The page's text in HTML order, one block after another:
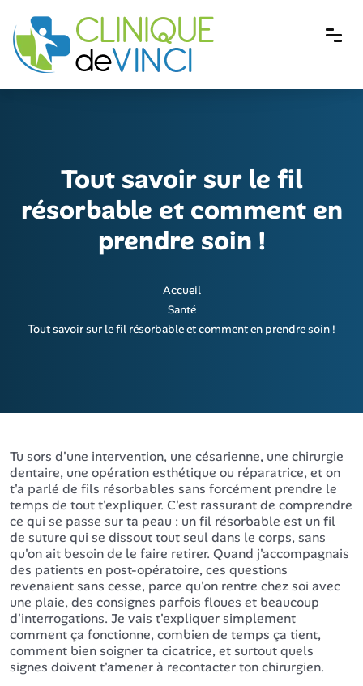
Tout savoir sur le fil
résorbable et comment en
prendre soin !
Accueil
Santé
Tout savoir sur le fil résorbable et comment en prendre soin !
Tu sors d'une intervention, une césarienne, une chirurgie
dentaire, une opération esthétique ou réparatrice, et on
t'a parlé de fils résorbables sans forcément prendre le
temps de tout t'expliquer. C'est rassurant de comprendre
ce qui se passe sur ta peau : un fil résorbable est un fil
de suture qui se dissout tout seul dans le corps, sans
qu'on ait besoin de le faire retirer. Quand j'accompagnais
des patients en post-opératoire, ces questions
revenaient sans cesse, parce qu'on rentre chez soi avec
une plaie, des consignes parfois floues et beaucoup
d'interrogations. Je vais t'expliquer simplement
comment ça fonctionne, combien de temps ça tient,
comment bien soigner ta cicatrice, et surtout quels
signes doivent t'amener à recontacter ton chirurgien.